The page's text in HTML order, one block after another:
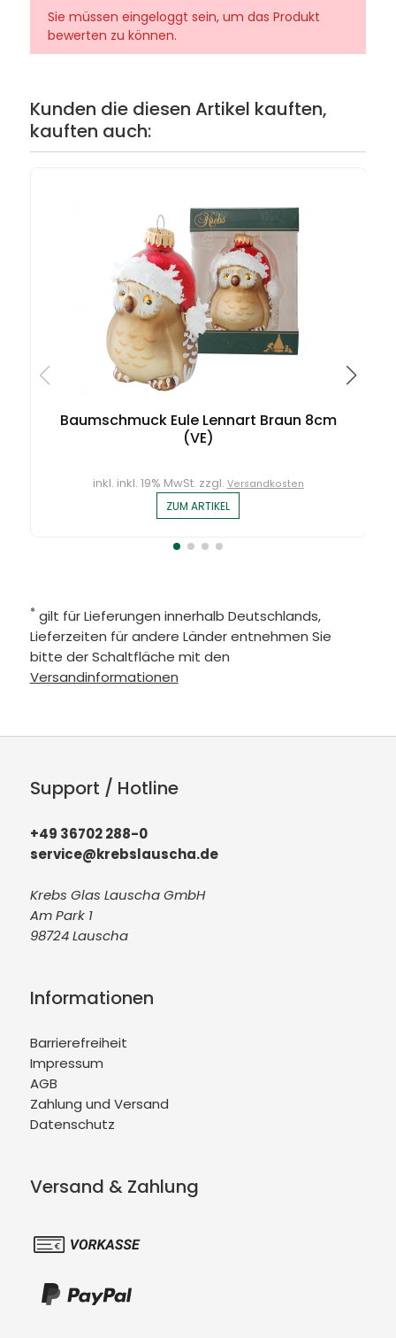
Sie müssen eingeloggt sein, um das Produkt
bewerten zu können.
Kunden die diesen Artikel kauften,
kauften auch:
Baumschmuck Eule Lennart Braun 8cm
(VE)
inkl. inkl. 19% MwSt. zzgl. Versandkosten
ZUM ARTIKEL
* gilt für Lieferungen innerhalb Deutschlands,
Lieferzeiten für andere Länder entnehmen Sie
bitte der Schaltfläche mit den
Versandinformationen
Support / Hotline
+49 36702 288-0
service@krebslauscha.de
Krebs Glas Lauscha GmbH
Am Park 1
98724 Lauscha
Informationen
Barrierefreiheit
Impressum
AGB
Zahlung und Versand
Datenschutz
Versand & Zahlung